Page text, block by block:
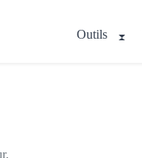
Outils